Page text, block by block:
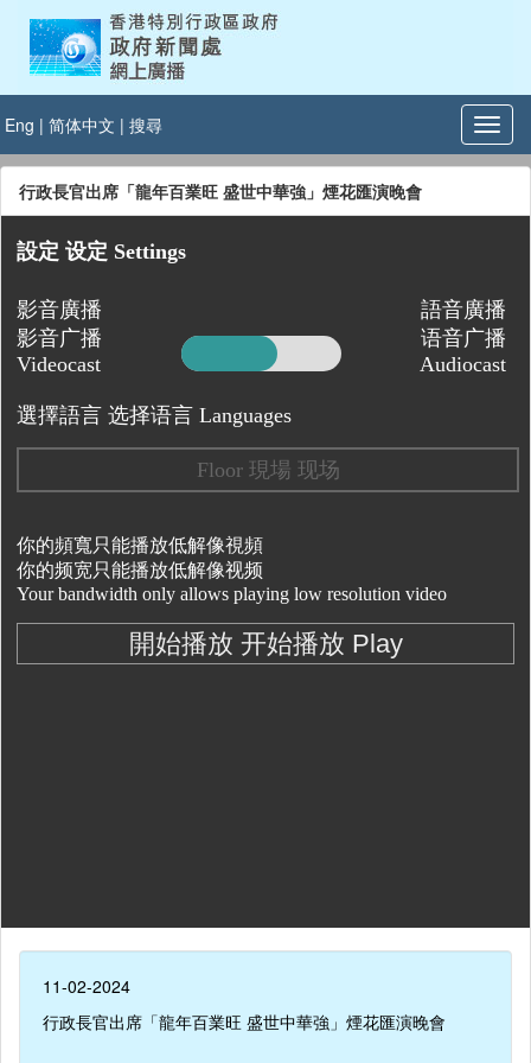
Eng | 简体中文 | 搜尋
行政長官出席「龍年百業旺 盛世中華強」煙花匯演晚會
11-02-2024
行政長官出席「龍年百業旺 盛世中華強」煙花匯演晚會